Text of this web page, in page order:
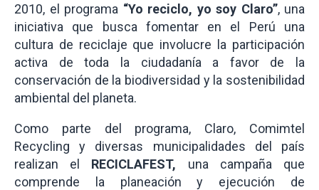
2010, el programa “Yo reciclo, yo soy Claro”, una
iniciativa que busca fomentar en el Perú una
cultura de reciclaje que involucre la participación
activa de toda la ciudadanía a favor de la
conservación de la biodiversidad y la sostenibilidad
ambiental del planeta.
Como parte del programa, Claro, Comimtel
Recyclingy diversas municipalidades del país
realizan el RECICLAFEST, una campaña que
comprende la planeación y ejecución de